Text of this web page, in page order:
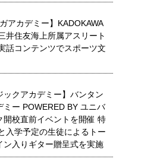
アカデミー】KADOKAWA
井住友海上所属アスリート
話コンテンツでスポーツ文
ックアカデミー】バンタン
ミー POWERED BY ユニバ
開校直前イベントを開催 特
入学予定の生徒によるトー
ン入りギター贈呈式を実施